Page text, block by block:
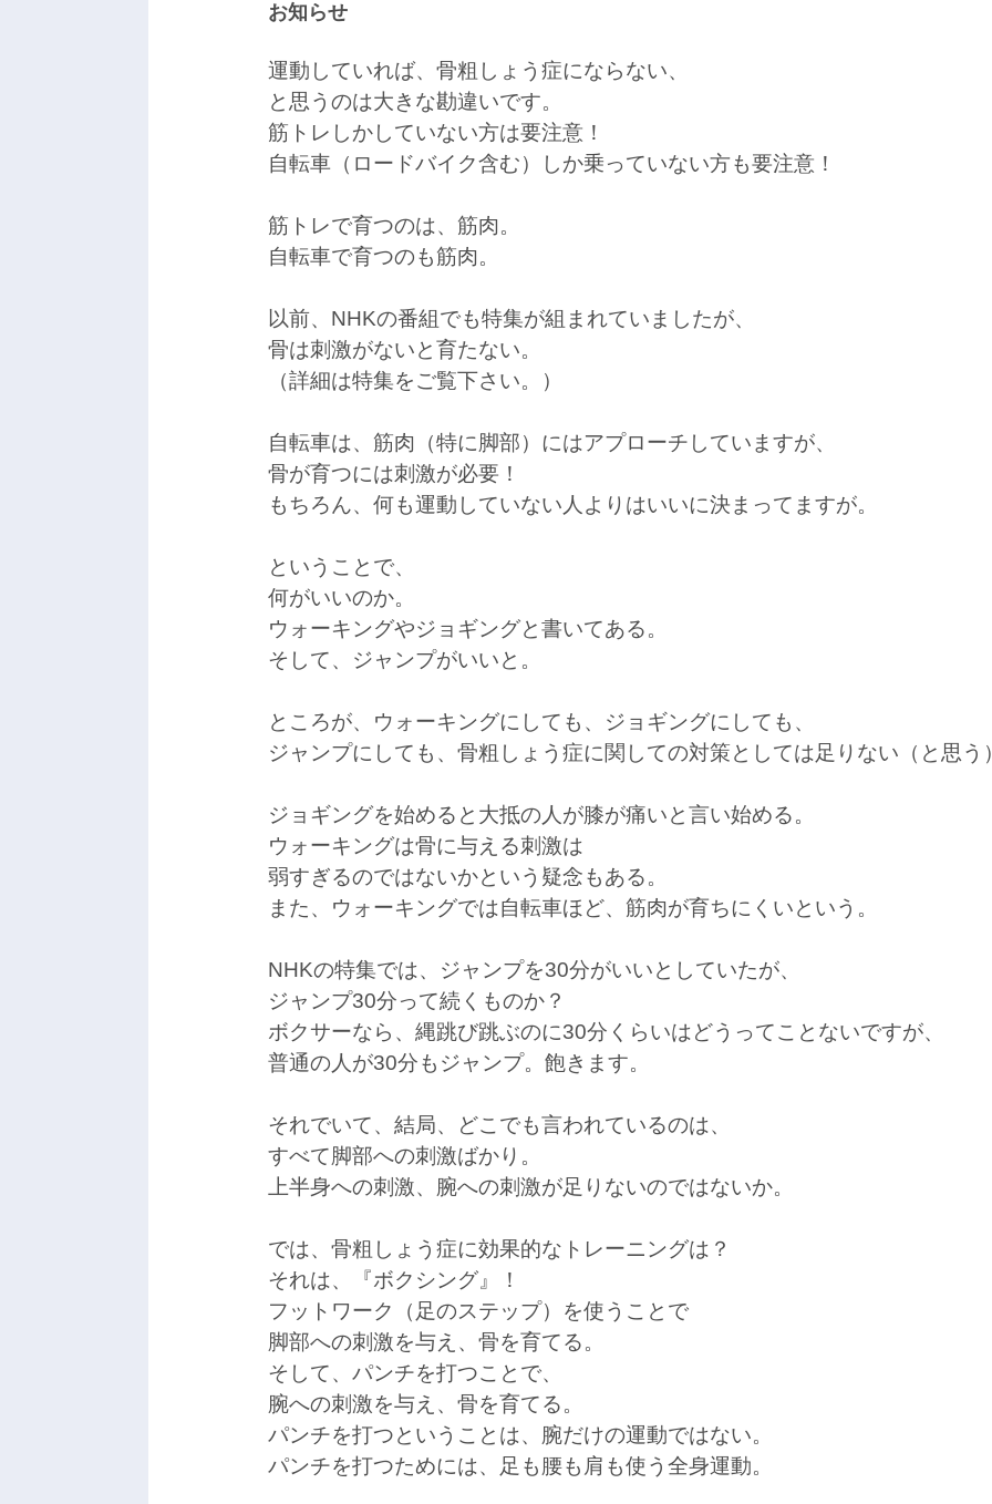
お知らせ
運動していれば、骨粗しょう症にならない、
と思うのは大きな勘違いです。
筋トレしかしていない方は要注意！
自転車（ロードバイク含む）しか乗っていない方も要注意！
筋トレで育つのは、筋肉。
自転車で育つのも筋肉。
以前、 NHKの番組でも特集が組まれていましたが、
骨は刺激がないと育たない。
（詳細は特集をご覧下さい。）
自転車は、筋肉（特に脚部）にはアプローチしていますが、
骨が育つには刺激が必要！
もちろん、何も運動していない人よりはいいに決まってますが。
ということで、
何がいいのか。
ウォーキングやジョギングと書いてある。
そして、ジャンプがいいと。
ところが、ウォーキングにしても、ジョギングにしても、
ジャンプにしても、骨粗しょう症に関しての対策としては足りない（と思う
ジョギングを始めると大抵の人が膝が痛いと言い始める。
ウォーキングは骨に与える刺激は
弱すぎるのではないかという疑念もある。
また、ウォーキングでは自転車ほど、筋肉が育ちにくいという。
NHKの特集では、ジャンプを30分がいいとしていたが、
ジャンプ30分って続くものか？
ボクサーなら、縄跳び跳ぶのに30分くらいはどうってことないですが、
普通の人が30分もジャンプ。飽きます。
それでいて、結局、どこでも言われているのは、
すべて脚部への刺激ばかり。
上半身への刺激、腕への刺激が足りないのではないか。
では、骨粗しょう症に効果的なトレーニングは？
それは、『ボクシング』！
フットワーク（足のステップ）を使うことで
脚部への刺激を与え、骨を育てる。
そして、パンチを打つことで、
腕への刺激を与え、骨を育てる。
パンチを打つということは、腕だけの運動ではない。
パンチを打つためには、足も腰も肩も使う全身運動。